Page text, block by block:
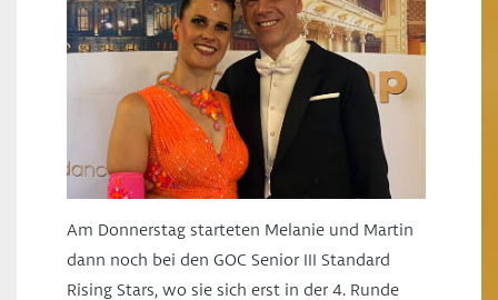
Am Donnerstag starteten Melanie und Martin
dann noch bei den GOC Senior III Standard
Rising Stars, wo sie sich erst in der 4. Runde